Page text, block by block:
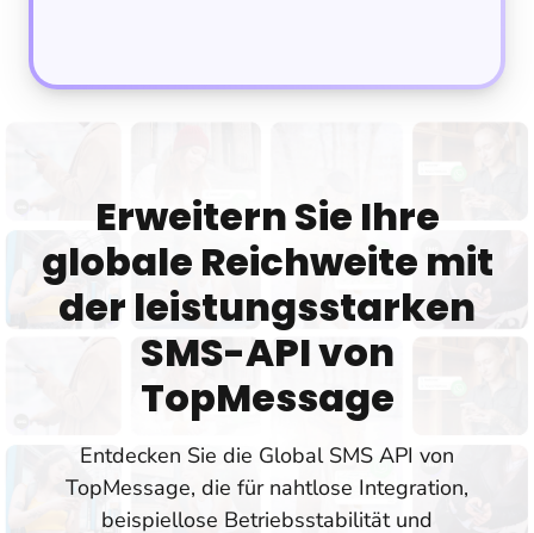
Erweitern Sie Ihre
globale Reichweite mit
der leistungsstarken
SMS-API von
TopMessage
Entdecken Sie die Global SMS API von
TopMessage, die für nahtlose Integration,
beispiellose Betriebsstabilität und